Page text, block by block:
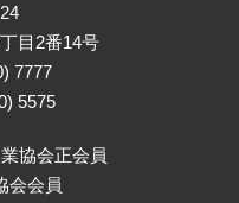
目2番14号
7777
5575
協会正会員
会会員